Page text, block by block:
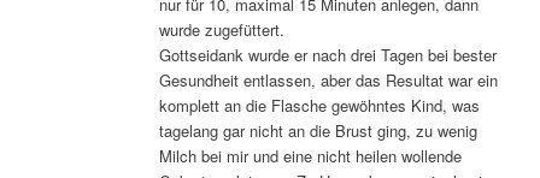
wurde zugefüttert.
Gottseidank wurde er nach drei Tagen bei bester
Gesundheit entlassen, aber das Resultat war ein
komplett an die Flasche gewöhntes Kind, was
tagelang gar nicht an die Brust ging, zu wenig
Milch bei mir und eine nicht heilen wollende